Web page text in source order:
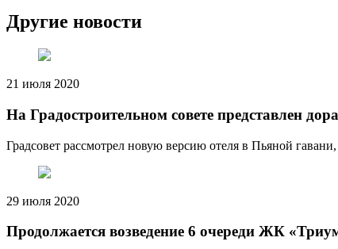
Другие новости
21 июля 2020
На Градостроительном совете представлен
Градсовет рассмотрел новую версию отеля в Пьяной
29 июля 2020
Продолжается возведение 6 очереди ЖК